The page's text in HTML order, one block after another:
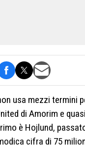
usa mezzi termini
di Amorim e
è Hojlund,
cifra di 75